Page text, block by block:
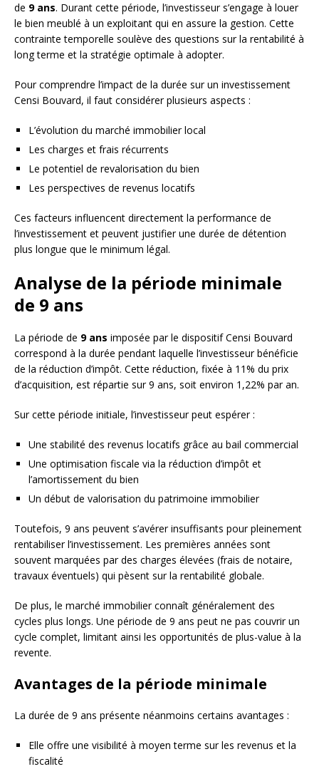
de 9 ans. Durant cette période, l’investisseur s’engage à louer
le bien meublé à un exploitant qui en assure la gestion. Cette
contrainte temporelle soulève des questions sur la rentabilité à
long terme et la stratégie optimale à adopter.
Pour comprendre l’impact de la durée sur un investissement
Censi Bouvard, il faut considérer plusieurs aspects :
L’évolution du marché immobilier local
Les charges et frais récurrents
Le potentiel de revalorisation du bien
Les perspectives de revenus locatifs
Ces facteurs influencent directement la performance de
l’investissement et peuvent justifier une durée de détention
plus longue que le minimum légal.
Analyse de la période minimale
de 9 ans
La période de 9 ans imposée par le dispositif Censi Bouvard
correspond à la durée pendant laquelle l’investisseur bénéficie
de la réduction d’impôt. Cette réduction, fixée à 11% du prix
d’acquisition, est répartie sur 9 ans, soit environ 1,22% par an.
Sur cette période initiale, l’investisseur peut espérer :
Une stabilité des revenus locatifs grâce au bail commercial
Une optimisation fiscale via la réduction d’impôt et
l’amortissement du bien
Un début de valorisation du patrimoine immobilier
Toutefois, 9 ans peuvent s’avérer insuffisants pour pleinement
rentabiliser l’investissement. Les premières années sont
souvent marquées par des charges élevées (frais de notaire,
travaux éventuels) qui pèsent sur la rentabilité globale.
De plus, le marché immobilier connaît généralement des
cycles plus longs. Une période de 9 ans peut ne pas couvrir un
cycle complet, limitant ainsi les opportunités de plus-value à la
revente.
Avantages de la période minimale
La durée de 9 ans présente néanmoins certains avantages :
Elle offre une visibilité à moyen terme sur les revenus et la
fiscalité